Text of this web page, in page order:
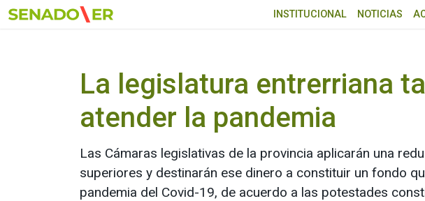
Ir al menú principal
INSTITUCIONAL NOTICIAS
La legislatura entrerriana
atender la pandemia
Las Cámaras legislativas de la provincia aplicarán una
superiores y destinarán ese dinero a constituir un fondo
pandemia del Covid-19, de acuerdo a las potestades